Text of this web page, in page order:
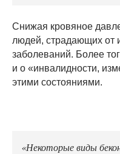
Снижая кровяное
людей, страдающих от
заболеваний. Более
и о «инвалидности,
этими состояниями.
«Некоторые виды